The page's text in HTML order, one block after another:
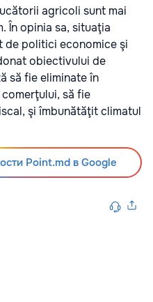
agricoli sunt mai
În opinia sa, situaţia
de politici economice şi
obiectivului de
să fie eliminate în
să fie
şi îmbunătăţit climatul
Point.md в Google